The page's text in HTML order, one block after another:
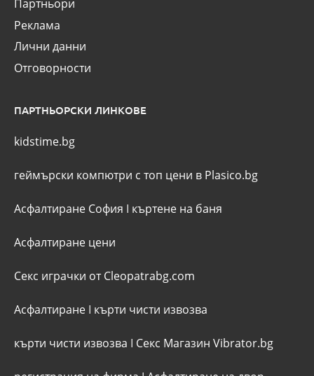
Партньори
Реклама
Лични данни
Отговорности
ПАРТНЬОРСКИ ЛИНКОВЕ
kidstime.bg
геймърски компютри с топ цени в Plasico.bg
Асфалтиране София I къртене на баня
Асфалтиране цени
Секс играчки от Cleopatrabg.com
Асфалтиране I кърти чисти извозва
кърти чисти извозва I Секс Магазин Vibrator.bg